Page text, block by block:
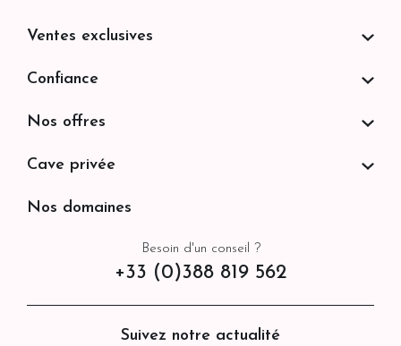
Besoin d'un conseil ?
+33 (0)388 819 562
Suivez notre actualité
Ventes exclusives
Confiance
Nos offres
Cave privée
Nos domaines